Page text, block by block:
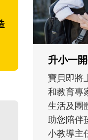
誼集結國小老師
從孩子的學習、
備能力做起，幫
學準備，還有國
前了解小一校園